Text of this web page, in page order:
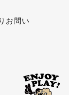
お問い